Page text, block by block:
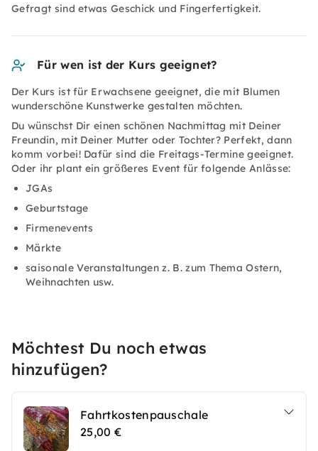
Gefragt sind etwas Geschick und Fingerfertigkeit.
Für wen ist der Kurs geeignet?
Der Kurs ist für Erwachsene geeignet, die mit Blumen
wunderschöne Kunstwerke gestalten möchten.
Du wünschst Dir einen schönen Nachmittag mit Deiner
Freundin, mit Deiner Mutter oder Tochter? Perfekt, dann
komm vorbei! Dafür sind die Freitags-Termine geeignet.
Oder ihr plant ein größeres Event für folgende Anlässe:
JGAs
Geburtstage
Firmenevents
Märkte
saisonale Veranstaltungen z. B. zum Thema Ostern,
Weihnachten usw.
Möchtest Du noch etwas
hinzufügen?
Fahrtkostenpauschale
25,00 €